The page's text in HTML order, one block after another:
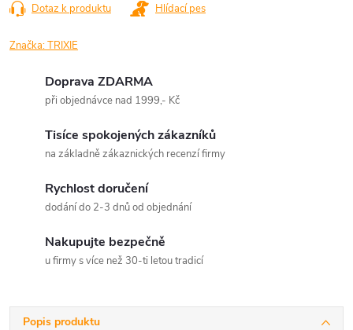
Dotaz k produktu Hlídací pes
Značka:TRIXIE
Doprava ZDARMA
při objednávce nad 1999,- Kč
Tisíce spokojených zákazníků
na základně zákaznických recenzí firmy
Rychlost doručení
dodání do 2-3 dnů od objednání
Nakupujte bezpečně
u firmy s více než 30-ti letou tradicí
Popis produktu